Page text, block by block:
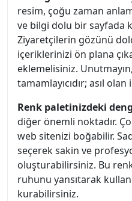
resim, çoğu zaman
ve bilgi dolu bir sayfada
Ziyaretçilerin gözünü
içeriklerinizi ön plana
eklemelisiniz.
tamamlayıcıdır; asıl
Renk paletinizdeki
diğer önemli noktadır.
web sitenizi boğabilir.
seçerek sakin ve
oluşturabilirsiniz. Bu
ruhunu yansıtarak
kurabilirsiniz.